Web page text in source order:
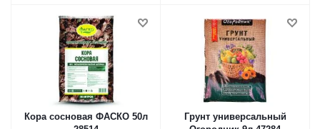
Кора сосновая ФАСКО 50л
Грунт универсальный